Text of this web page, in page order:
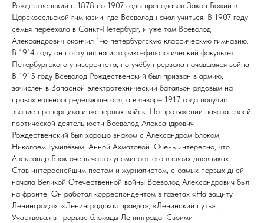
Рождественский с 1878 по 1907 годы преподавал Закон Божий в
Царскосельской гимназии, где Всеволод начал учиться. В 1907 году
семья переехала в Санкт-Петербург, и уже там Всеволод
Александрович окончил 1-ю петербургскую классическую гимназию.
В 1914 году он поступил на историко-филологический факультет
Петербургского университета, но учёбу прервала начавшаяся война.
В 1915 году Всеволод Рождественский был призван в армию,
зачислен в Запасной электротехнический батальон рядовым на
правах вольноопределяющегося, а в январе 1917 года получил
звание прапорщика инженерных войск. На протяжении начала своей
поэтической деятельности Всеволод Александрович
Рождественский был хорошо знаком с Александром Блоком,
Николаем Гумилёвым, Анной Ахматовой. Очень интересно, что
Александр Блок очень часто упоминает его в своих дневниках.
Став интереснейшим поэтом и журналистом, с самых первых дней
начала Великой Отечественной войны Всеволод Александрович был
на фронте. Он работал корреспондентом в газетах «На защиту
Ленинграда», «Ленинградская правда», «Ленинский путь».
Участвовал в прорыве блокады Ленинграда. Своими